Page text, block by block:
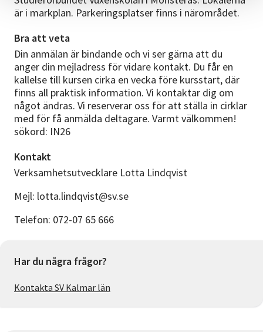
är i markplan. Parkeringsplatser finns i närområdet.
Bra att veta
Din anmälan är bindande och vi ser gärna att du
anger din mejladress för vidare kontakt. Du får en
kallelse till kursen cirka en vecka före kursstart, där
finns all praktisk information. Vi kontaktar dig om
något ändras. Vi reserverar oss för att ställa in cirklar
med för få anmälda deltagare. Varmt välkommen!
sökord: IN26
Kontakt
Verksamhetsutvecklare Lotta Lindqvist
Mejl: lotta.lindqvist@sv.se
Telefon: 072-07 65 666
Har du några frågor?
Kontakta SV Kalmar län